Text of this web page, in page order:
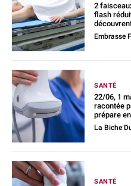
2
flash
Embrasse
SANTÉ
22/06, 1
racontée
prépare
La Biche
SANTÉ